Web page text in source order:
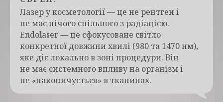
Лазер у косметології — це не рентген і
не має нічого спільного з радіацією.
Endolaser — це сфокусоване світло
конкретної довжини хвилі (980 та 1470 нм),
яке діє локально в зоні процедури. Він
не має системного впливу на організм і
не «накопичується» в тканинах.